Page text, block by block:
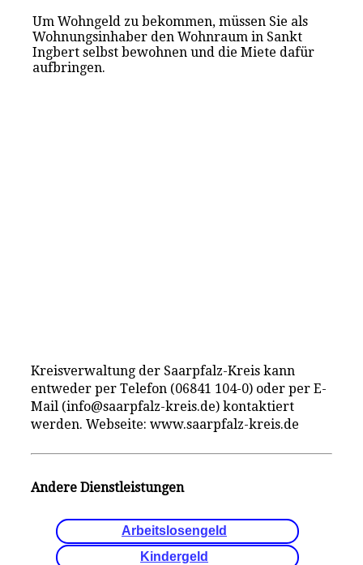
Um Wohngeld zu bekommen, müssen Sie als
Wohnungsinhaber den Wohnraum in Sankt
Ingbert selbst bewohnen und die Miete dafür
aufbringen.
Kreisverwaltung der Saarpfalz-Kreis kann
entweder per Telefon (06841 104-0) oder per E-
Mail (info@saarpfalz-kreis.de) kontaktiert
werden. Webseite: www.saarpfalz-kreis.de
Andere Dienstleistungen
Arbeitslosengeld
Kindergeld